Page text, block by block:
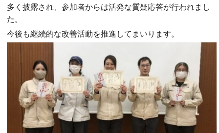
多く披露され、参加者からは活発な質疑応答が行われまし
た。
今後も継続的な改善活動を推進してまいります。